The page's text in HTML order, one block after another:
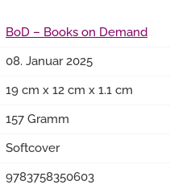
BoD – Books on Demand
08. Januar 2025
19 cm x 12 cm x 1.1 cm
157 Gramm
Softcover
9783758350603